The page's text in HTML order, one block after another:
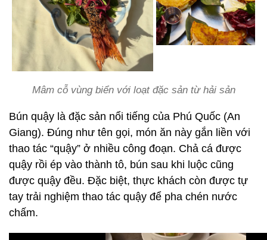
Mâm cỗ vùng biển với loạt đặc sản từ hải sản
Bún quậy là đặc sản nổi tiếng của Phú Quốc (An
Giang). Đúng như tên gọi, món ăn này gắn liền với
thao tác “quậy” ở nhiều công đoạn. Chả cá được
quậy rồi ép vào thành tô, bún sau khi luộc cũng
được quậy đều. Đặc biệt, thực khách còn được tự
tay trải nghiệm thao tác quậy để pha chén nước
chấm.